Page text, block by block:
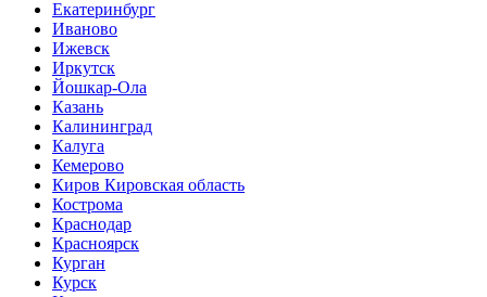
Екатеринбург
Иваново
Ижевск
Иркутск
Йошкар-Ола
Казань
Калининград
Калуга
Кемерово
Киров Кировская область
Кострома
Краснодар
Красноярск
Курган
Курск